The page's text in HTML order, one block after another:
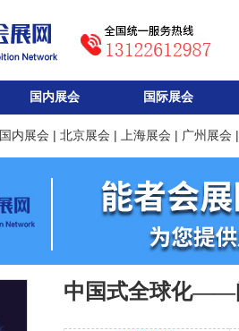
国内展会 国际展会
国内展会 | 北京展会 | 上海展会 | 广州展会
中国式全球化——